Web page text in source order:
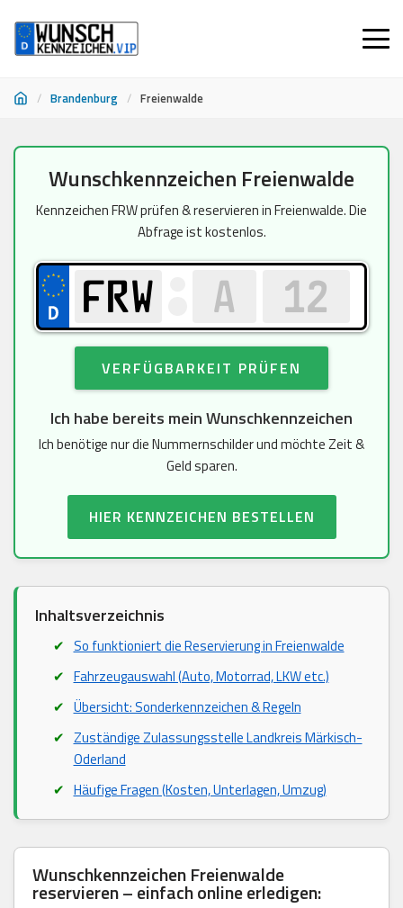
/ Brandenburg / Freienwalde
springen
Wunschkennzeichen Freienwalde
Kennzeichen FRW prüfen & reservieren in Freienwalde. Die
Abfrage ist kostenlos.
VERFÜGBARKEIT PRÜFEN
Ich habe bereits mein Wunschkennzeichen
Ich benötige nur die Nummernschilder und möchte Zeit &
Geld sparen.
HIER KENNZEICHEN BESTELLEN
Inhaltsverzeichnis
So funktioniert die Reservierung in Freienwalde
Fahrzeugauswahl (Auto, Motorrad, LKW etc.)
Übersicht: Sonderkennzeichen & Regeln
Zuständige Zulassungsstelle Landkreis Märkisch-
Oderland
Häufige Fragen (Kosten, Unterlagen, Umzug)
Wunschkennzeichen Freienwalde
reservieren – einfach online erledigen: